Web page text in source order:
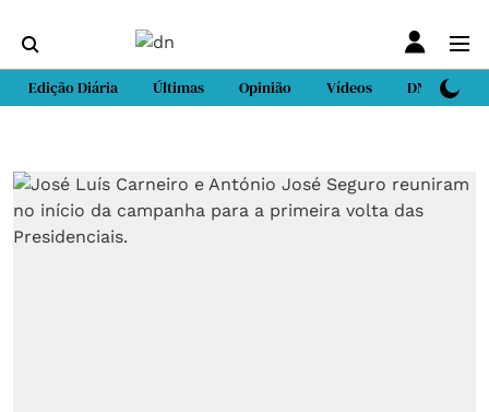
Edição Diária Últimas Opinião Vídeos DN Sport